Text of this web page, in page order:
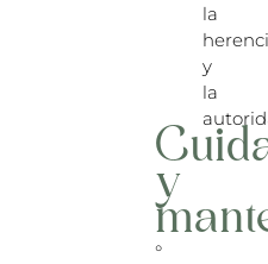
la
y
la
y
°